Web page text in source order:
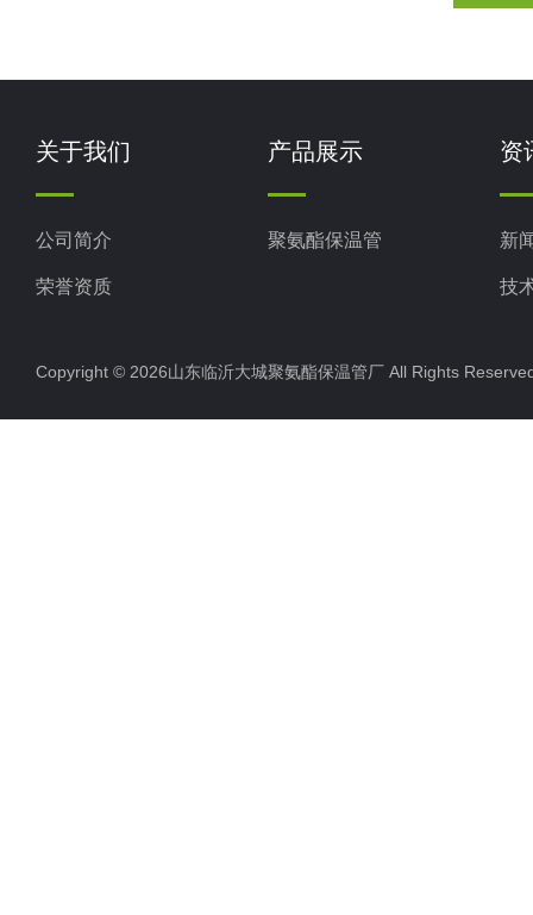
关于我们
公司简介
荣誉资质
产品展示
聚氨酯保温管
资
新
技
Copyright © 2026山东临沂大城聚氨酯保温管厂 All Rights